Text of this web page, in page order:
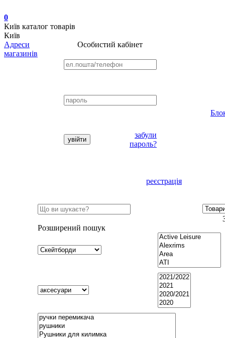
0
Київ каталог товарів
Київ
Адреси
магазинів
Особистий кабінет
забули
пароль?
реєстрація
Розширений пошук